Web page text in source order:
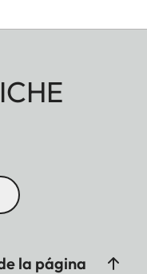
la página